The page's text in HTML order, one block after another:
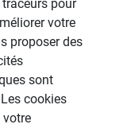
votre
proposer des
sont
cookies
votre